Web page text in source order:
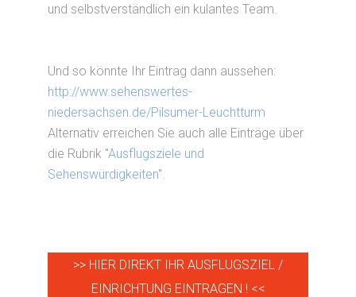
und selbstverständlich ein kulantes Team.
Und so könnte Ihr Eintrag dann aussehen:
http://www.sehenswertes-
niedersachsen.de/Pilsumer-Leuchtturm
Alternativ erreichen Sie auch alle Einträge über
die Rubrik "Ausflugsziele und
Sehenswürdigkeiten".
>> HIER DIREKT IHR AUSFLUGSZIEL /
EINRICHTUNG EINTRAGEN ! <<